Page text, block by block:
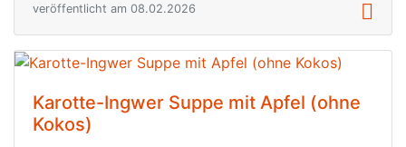
veröffentlicht am 08.02.2026
Karotte-Ingwer Suppe mit Apfel (ohne
Kokos)